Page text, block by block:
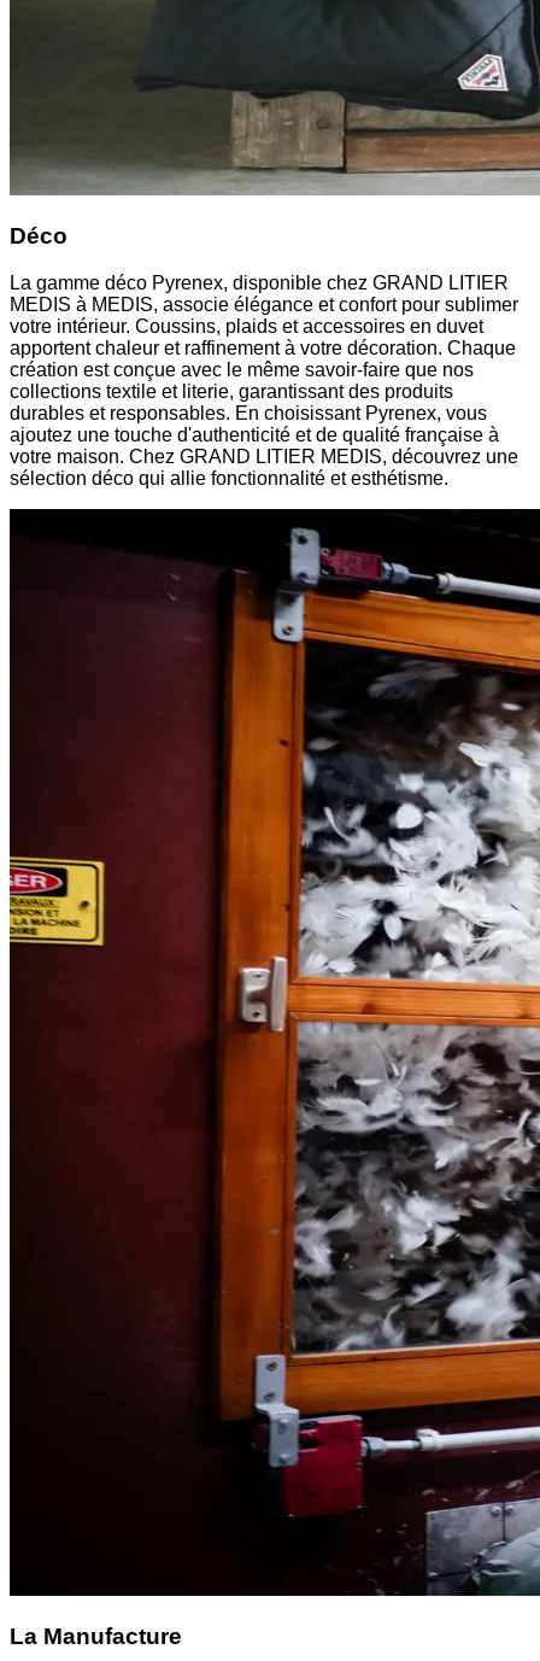
Déco
La gamme déco Pyrenex, disponible chez GRAND LITIER
MEDIS à MEDIS, associe élégance et confort pour sublimer
votre intérieur. Coussins, plaids et accessoires en duvet
apportent chaleur et raffinement à votre décoration. Chaque
création est conçue avec le même savoir-faire que nos
collections textile et literie, garantissant des produits
durables et responsables. En choisissant Pyrenex, vous
ajoutez une touche d'authenticité et de qualité française à
votre maison. Chez GRAND LITIER MEDIS, découvrez une
sélection déco qui allie fonctionnalité et esthétisme.
La Manufacture